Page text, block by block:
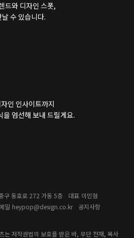
드와 디자인 스폿,
수 있습니다.
인 인사이트까지
엄선해 보내 드릴게요.
구 동호로 272 가동 5층 대표 이민형
일 heypop@design.co.kr
공지사항
는 저작권법의 보호를 받은 바, 무단 전재, 복사